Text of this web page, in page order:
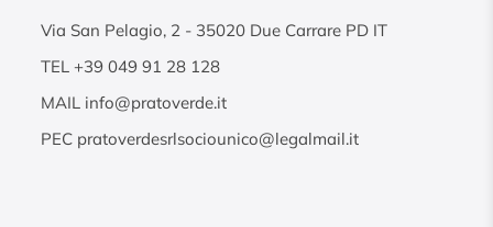
Via San Pelagio, 2 - 35020 Due Carrare PD IT
TEL+39 049 91 28 128
MAIL info@pratoverde.it
PEC pratoverdesrlsociounico@legalmail.it